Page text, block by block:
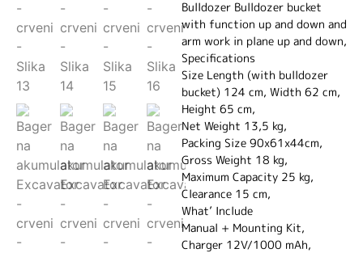
Bulldozer Bulldozer bucket
with function up and down and
arm work in plane up and down,
Specifications
Size Length (with bulldozer
bucket) 124 cm, Width 62 cm,
Height 65 cm,
Net Weight 13,5 kg,
Packing Size 90x61x44cm,
Gross Weight 18 kg,
Maximum Capacity 25 kg,
Clearance 15 cm,
What’ Include
Manual + Mounting Kit,
Charger 12V/1000 mAh,